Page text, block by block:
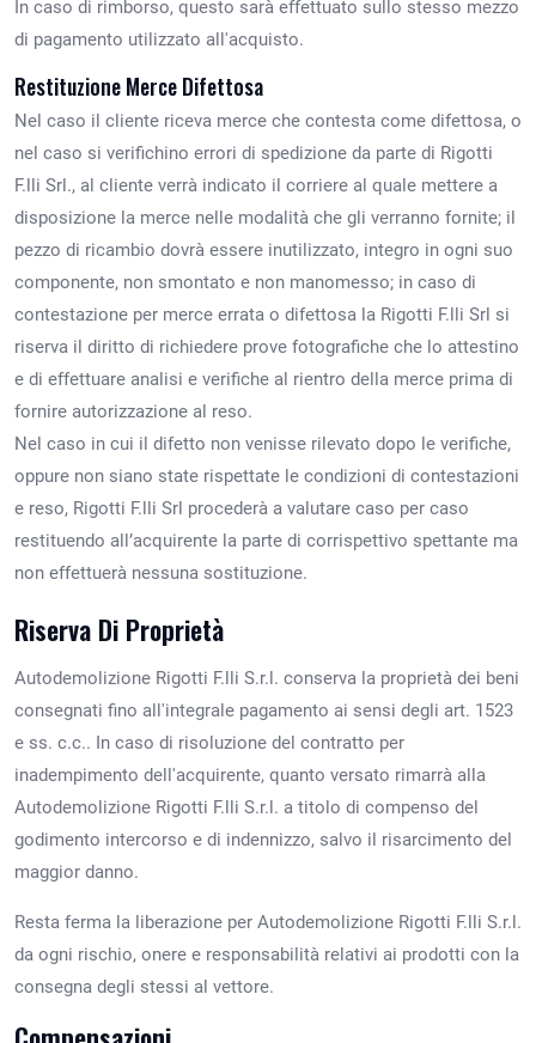
In caso di rimborso, questo sarà effettuato sullo stesso mezzo
di pagamento utilizzato all'acquisto.
Restituzione Merce Difettosa
Nel caso il cliente riceva merce che contesta come difettosa, o
nel caso si verifichino errori di spedizione da parte di Rigotti
F.lli Srl., al cliente verrà indicato il corriere al quale mettere a
disposizione la merce nelle modalità che gli verranno fornite; il
pezzo di ricambio dovrà essere inutilizzato, integro in ogni suo
componente, non smontato e non manomesso; in caso di
contestazione per merce errata o difettosa la Rigotti F.lli Srl si
riserva il diritto di richiedere prove fotografiche che lo attestino
e di effettuare analisi e verifiche al rientro della merce prima di
fornire autorizzazione al reso.
Nel caso in cui il difetto non venisse rilevato dopo le verifiche,
oppure non siano state rispettate le condizioni di contestazioni
e reso, Rigotti F.lli Srl procederà a valutare caso per caso
restituendo all’acquirente la parte di corrispettivo spettante ma
non effettuerà nessuna sostituzione.
Riserva Di Proprietà
Autodemolizione Rigotti F.lli S.r.l. conserva la proprietà dei beni
consegnati fino all'integrale pagamento ai sensi degli art. 1523
e ss. c.c.. In caso di risoluzione del contratto per
inadempimento dell'acquirente, quanto versato rimarrà alla
Autodemolizione Rigotti F.lli S.r.l. a titolo di compenso del
godimento intercorso e di indennizzo, salvo il risarcimento del
maggior danno.
Resta ferma la liberazione per Autodemolizione Rigotti F.lli S.r.l.
da ogni rischio, onere e responsabilità relativi ai prodotti con la
consegna degli stessi al vettore.